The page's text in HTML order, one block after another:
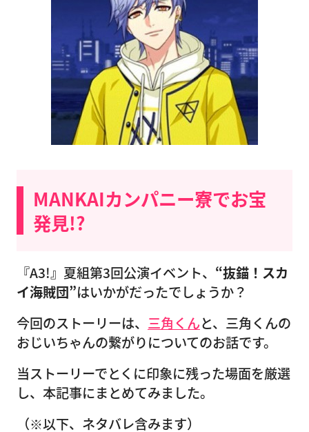
MANKAIカンパニー寮でお宝
発見!?
『A3!』夏組第3回公演イベント、 “抜錨！スカ
イ海賊団”はいかがだったでしょうか？
今回のストーリーは、 三角くんと、三角くんの
おじいちゃんの繋がりについてのお話です。
当ストーリーでとくに印象に残った場面を厳選
し、本記事にまとめてみました。
（※以下、ネタバレ含みます）